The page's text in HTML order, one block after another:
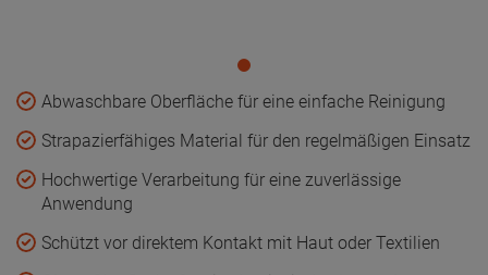
Abwaschbare Oberfläche für eine einfache Reinigung
Strapazierfähiges Material für den regelmäßigen Einsatz
Hochwertige Verarbeitung für eine zuverlässige
Anwendung
Schützt vor direktem Kontakt mit Haut oder Textilien